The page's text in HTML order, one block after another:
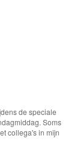
de speciale
Soms
collega's in mijn